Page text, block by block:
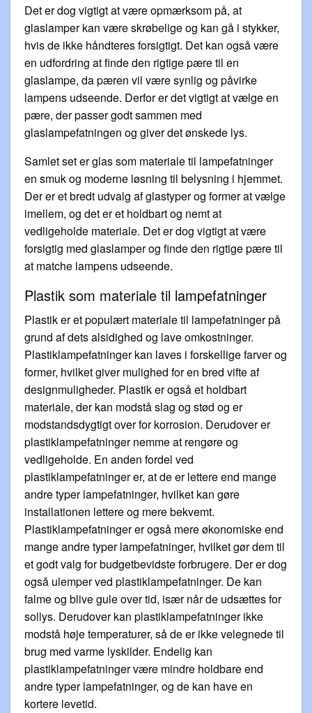
Det er dog vigtigt at være opmærksom på, at
glaslamper kan være skrøbelige og kan gå i stykker,
hvis de ikke håndteres forsigtigt. Det kan også være
en udfordring at finde den rigtige pære til en
glaslampe, da pæren vil være synlig og påvirke
lampens udseende. Derfor er det vigtigt at vælge en
pære, der passer godt sammen med
glaslampefatningen og giver det ønskede lys.
Samlet set er glas som materiale til lampefatninger
en smuk og moderne løsning til belysning i hjemmet.
Der er et bredt udvalg af glastyper og former at vælge
imellem, og det er et holdbart og nemt at
vedligeholde materiale. Det er dog vigtigt at være
forsigtig med glaslamper og finde den rigtige pære til
at matche lampens udseende.
Plastik som materiale til lampefatninger
Plastik er et populært materiale til lampefatninger på
grund af dets alsidighed og lave omkostninger.
Plastiklampefatninger kan laves i forskellige farver og
former, hvilket giver mulighed for en bred vifte af
designmuligheder. Plastik er også et holdbart
materiale, der kan modstå slag og stød og er
modstandsdygtigt over for korrosion. Derudover er
plastiklampefatninger nemme at rengøre og
vedligeholde. En anden fordel ved
plastiklampefatninger er, at de er lettere end mange
andre typer lampefatninger, hvilket kan gøre
installationen lettere og mere bekvemt.
Plastiklampefatninger er også mere økonomiske end
mange andre typer lampefatninger, hvilket gør dem til
et godt valg for budgetbevidste forbrugere. Der er dog
også ulemper ved plastiklampefatninger. De kan
falme og blive gule over tid, især når de udsættes for
sollys. Derudover kan plastiklampefatninger ikke
modstå høje temperaturer, så de er ikke velegnede til
brug med varme lyskilder. Endelig kan
plastiklampefatninger være mindre holdbare end
andre typer lampefatninger, og de kan have en
kortere levetid.